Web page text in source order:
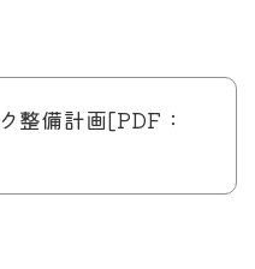
整備計画[PDF：